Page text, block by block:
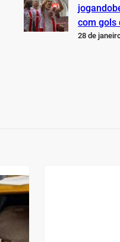
com gols
28 de